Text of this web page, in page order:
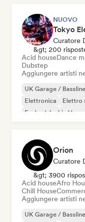
NUOVO
Curatore
&gt; 200
Acid houseDance
Dubstep
Aggiungere artisti
UK Garage / Bassline
Elettronica
Elettro
Funky / Jackin House
Orion
Curatore
&gt; 3900
Acid houseAfro
Chill House
Aggiungere artisti
UK Garage / Bassline